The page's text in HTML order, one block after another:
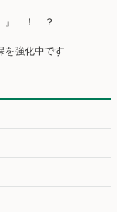
）』 ！ ？
を強化中です